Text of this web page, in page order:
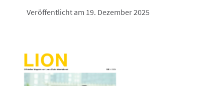
Veröffentlicht am 19. Dezember 2025